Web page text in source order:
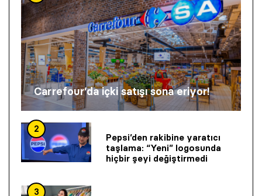
Carrefour’da içki satışı sona eriyor!
2
Pepsi’den rakibine yaratıcı
taşlama: “Yeni” logosunda
hiçbir şeyi değiştirmedi
3